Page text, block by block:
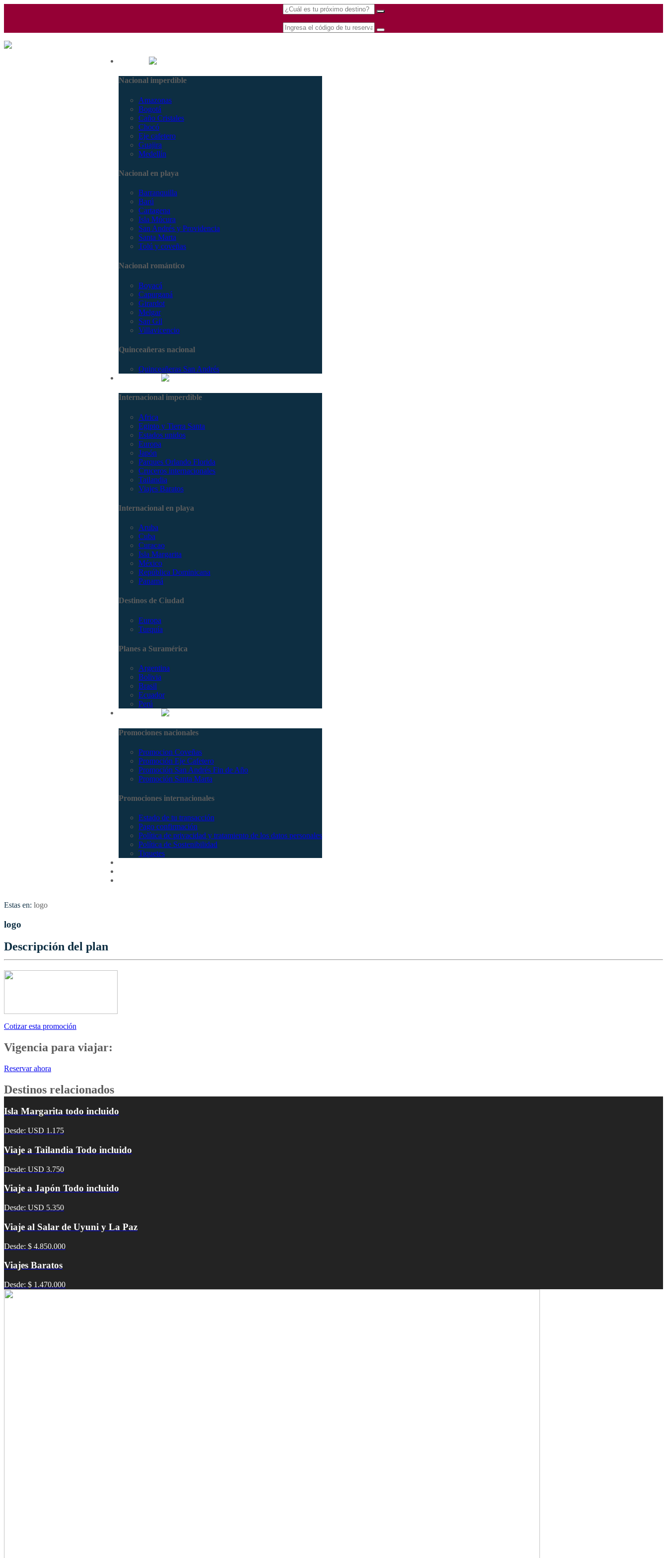
Nacional imperdible
Amazonas
Bogotá
Caño Cristales
Chocó
Eje cafetero
Guajira
Medellín
Nacional en playa
Barranquilla
Barú
Cartagena
Isla Múcura
San Andrés y Providencia
Santa Marta
Tolú y coveñas
Nacional romántico
Boyacá
Capurganá
Girardot
Melgar
San Gil
Villavicencio
Quinceañeras nacional
Quinceañeras San Andrés
Internacional imperdible
Africa
Egipto y Tierra Santa
Estados unidos
Europa
Japón
Parques Orlando Florida
Cruceros internacionales
Tailandia
Viajes Baratos
Internacional en playa
Aruba
Cuba
Curacao
Isla Margarita
México
República Dominicana
Panamá
Destinos de Ciudad
Europa
Turquía
Planes a Suramérica
Argentina
Bolivia
Brasil
Ecuador
Perú
Promociones nacionales
Promocion Coveñas
Promoción Eje Cafetero
Promoción San Andrés Fin de Año
Promoción Santa Marta
Promociones internacionales
Estado de tu transacción
Pago confirmación
Política de privacidad y tratamiento de los datos personales
Política de Sostenibilidad
Tiquetes
Estas en: logo
logo
Descripción del plan
Cotizar esta promoción
Vigencia para viajar:
Reservar ahora
Destinos relacionados
Isla Margarita todo incluido
Desde: USD 1.175
Viaje a Tailandia Todo incluido
Desde: USD 3.750
Viaje a Japón Todo incluido
Desde: USD 5.350
Viaje al Salar de Uyuni y La Paz
Desde: $ 4.850.000
Viajes Baratos
Desde: $ 1.470.000